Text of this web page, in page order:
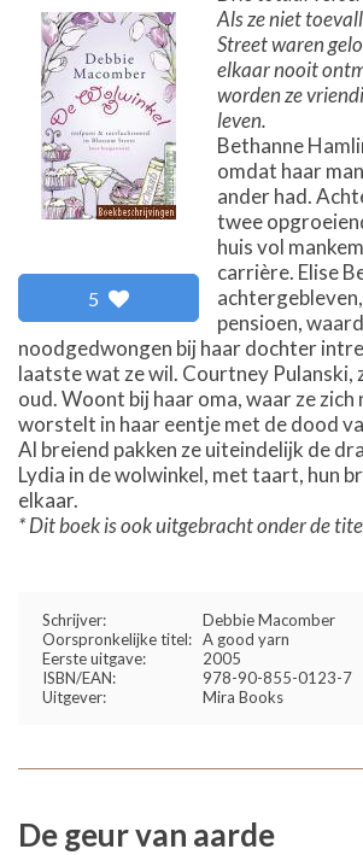
5
Als ze niet
Street waren
elkaar nooit
worden ze
leven.
Bethanne
omdat haar
ander had.
twee
huis vol
carrière. Elise
pensioen,
noodgedwongen bij haar dochter
laatste wat ze wil. Courtney Pulanski,
oud. Woont bij haar oma, waar ze
worstelt in haar eentje met de dood
Al breiend pakken ze uiteindelijk de
Lydia in de wolwinkel, met taart, hun
elkaar.
* Dit boek is ook uitgebracht onder de
Schrijver:
Debbie Macomber
Oorspronkelijke titel: A good yarn
Eerste uitgave:
2005
ISBN/EAN:
978-90-855-0123-7
Uitgever:
Mira Books
De geur van aarde